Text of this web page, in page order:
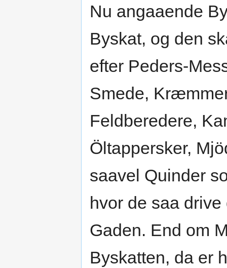
Nu angaaende
Byskat, og den
efter Peders-
Smede,
Feldberedere,
Öltappersker,
saavel Quinder
hvor de saa
Gaden. End om
Byskatten, da er